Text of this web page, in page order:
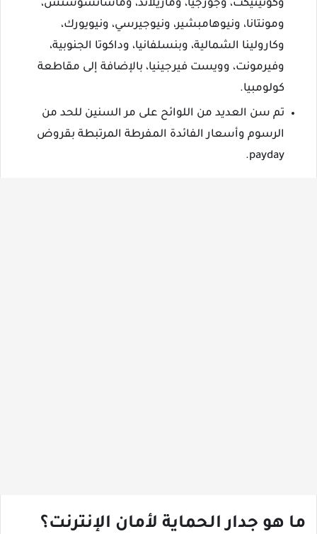
وكونيتيكت، وجورجيا، وماريلاند، وماساتشوستس،
ومونتانا، ونيوهامبشير، ونيوجيرسي، ونيويورك،
وكارولينا الشمالية، وبنسلفانيا، وداكوتا الجنوبية،
وفيرمونت، وويست فيرجينيا، بالإضافة إلى مقاطعة
كولومبيا.
تم سن العديد من اللوائح على مر السنين للحد من
الرسوم وأسعار الفائدة المفرطة المرتبطة بقروض
payday.
ما هو جدار الحماية لأمان الإنترنت؟